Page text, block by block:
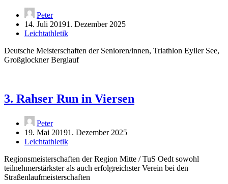
Peter
14. Juli 20191. Dezember 2025
Leichtathletik
Deutsche Meisterschaften der Senioren/innen, Triathlon Eyller See,
Großglockner Berglauf
3. Rahser Run in Viersen
Peter
19. Mai 20191. Dezember 2025
Leichtathletik
Regionsmeisterschaften der Region Mitte / TuS Oedt sowohl
teilnehmerstärkster als auch erfolgreichster Verein bei den
Straßenlaufmeisterschaften